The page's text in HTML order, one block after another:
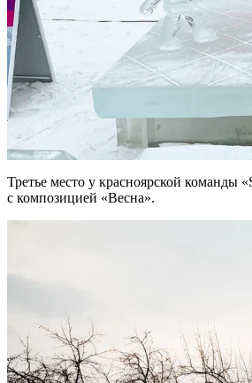
Третье место у красноярской команды
с композицией «Весна».